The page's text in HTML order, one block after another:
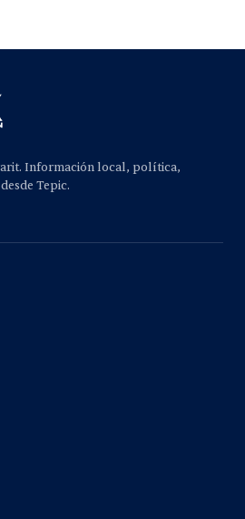
Información local, política,
Tepic.